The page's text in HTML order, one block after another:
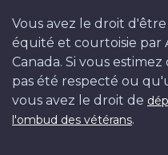
Vous avez le droit
équité et courtoisie par
Canada. Si vous
pas été respecté ou
vous avez le droit de
l'ombud des vétérans.